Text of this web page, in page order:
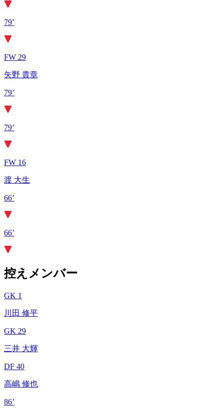
79’
FW 29
矢野 貴章
79’
79’
FW 16
渡 大生
66’
66’
控えメンバー
GK 1
川田 修平
GK 29
三井 大輝
DF 40
高嶋 修也
86’